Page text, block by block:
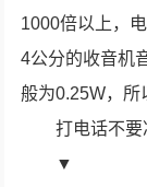
1000倍以上，
4公分的收音机
般为0.25W，所
打电话不要
▼